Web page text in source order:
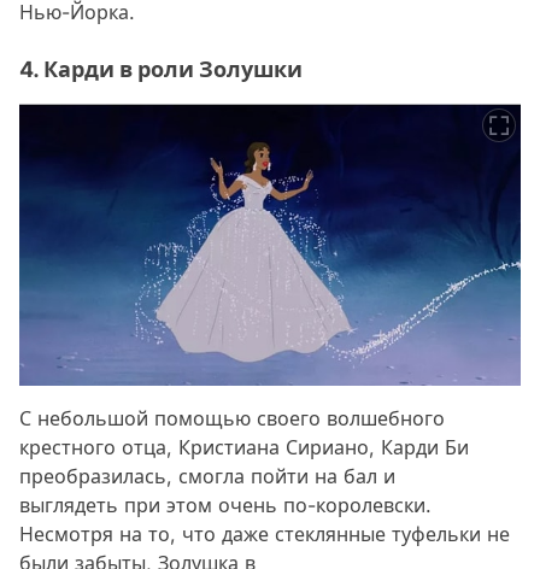
Нью-Йорка.
4. Карди в роли Золушки
С небольшой помощью своего волшебного
крестного отца, Кристиана Сириано, Карди Би
преобразилась, смогла пойти на бал и
выглядеть при этом очень по-королевски.
Несмотря на то, что даже стеклянные туфельки не
были забыты, Золушка в